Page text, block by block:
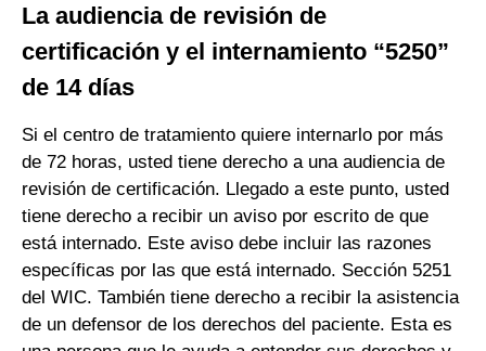
La audiencia de revisión de
certificación y el internamiento “5250”
de 14 días
Si el centro de tratamiento quiere internarlo por más
de 72 horas, usted tiene derecho a una audiencia de
revisión de certificación. Llegado a este punto, usted
tiene derecho a recibir un aviso por escrito de que
está internado. Este aviso debe incluir las razones
específicas por las que está internado. Sección 5251
del WIC. También tiene derecho a recibir la asistencia
de un defensor de los derechos del paciente. Esta es